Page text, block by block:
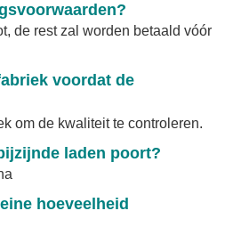
de rest zal worden betaald vóór
voordat de
om de kwaliteit te controleren.
laden poort?
hoeveelheid